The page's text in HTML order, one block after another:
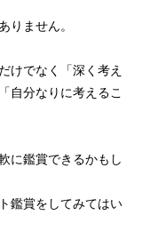
りません。
けでなく「深く考え
自分なりに考えるこ
に鑑賞できるかもし
鑑賞をしてみてはい